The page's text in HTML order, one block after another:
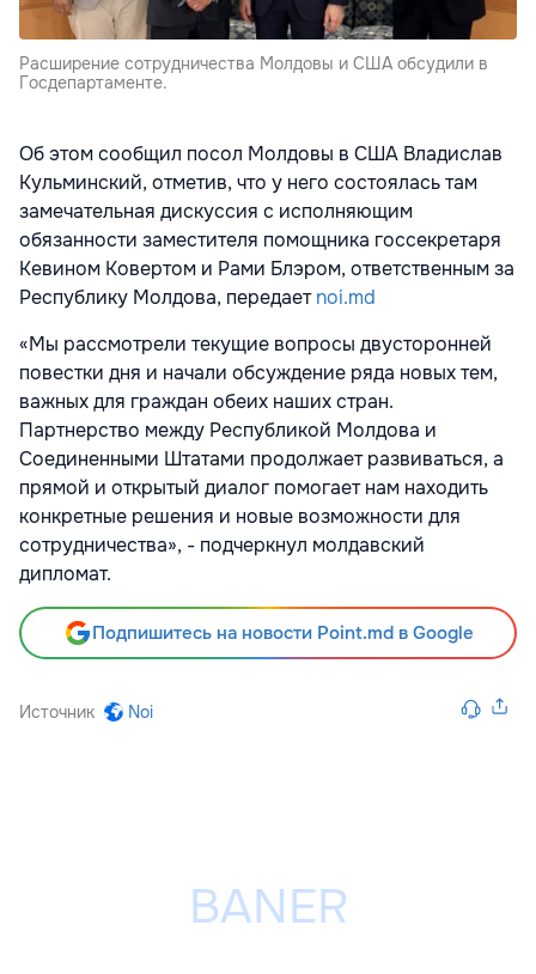
Расширение сотрудничества Молдовы и США обсудили в
Госдепартаменте.
Об этом сообщил посол Молдовы в США Владислав
Кульминский, отметив, что у него состоялась там
замечательная дискуссия с исполняющим
обязанности заместителя помощника госсекретаря
Кевином Ковертом и Рами Блэром, ответственным за
Республику Молдова, передаетnoi.md
«Мы рассмотрели текущие вопросы двусторонней
повестки дня и начали обсуждение ряда новых тем,
важных для граждан обеих наших стран.
Партнерство между Республикой Молдова и
Соединенными Штатами продолжает развиваться, а
прямой и открытый диалог помогает нам находить
конкретные решения и новые возможности для
сотрудничества», - подчеркнул молдавский
дипломат.
Подпишитесь на новости Point.md в Google
Источник Noi